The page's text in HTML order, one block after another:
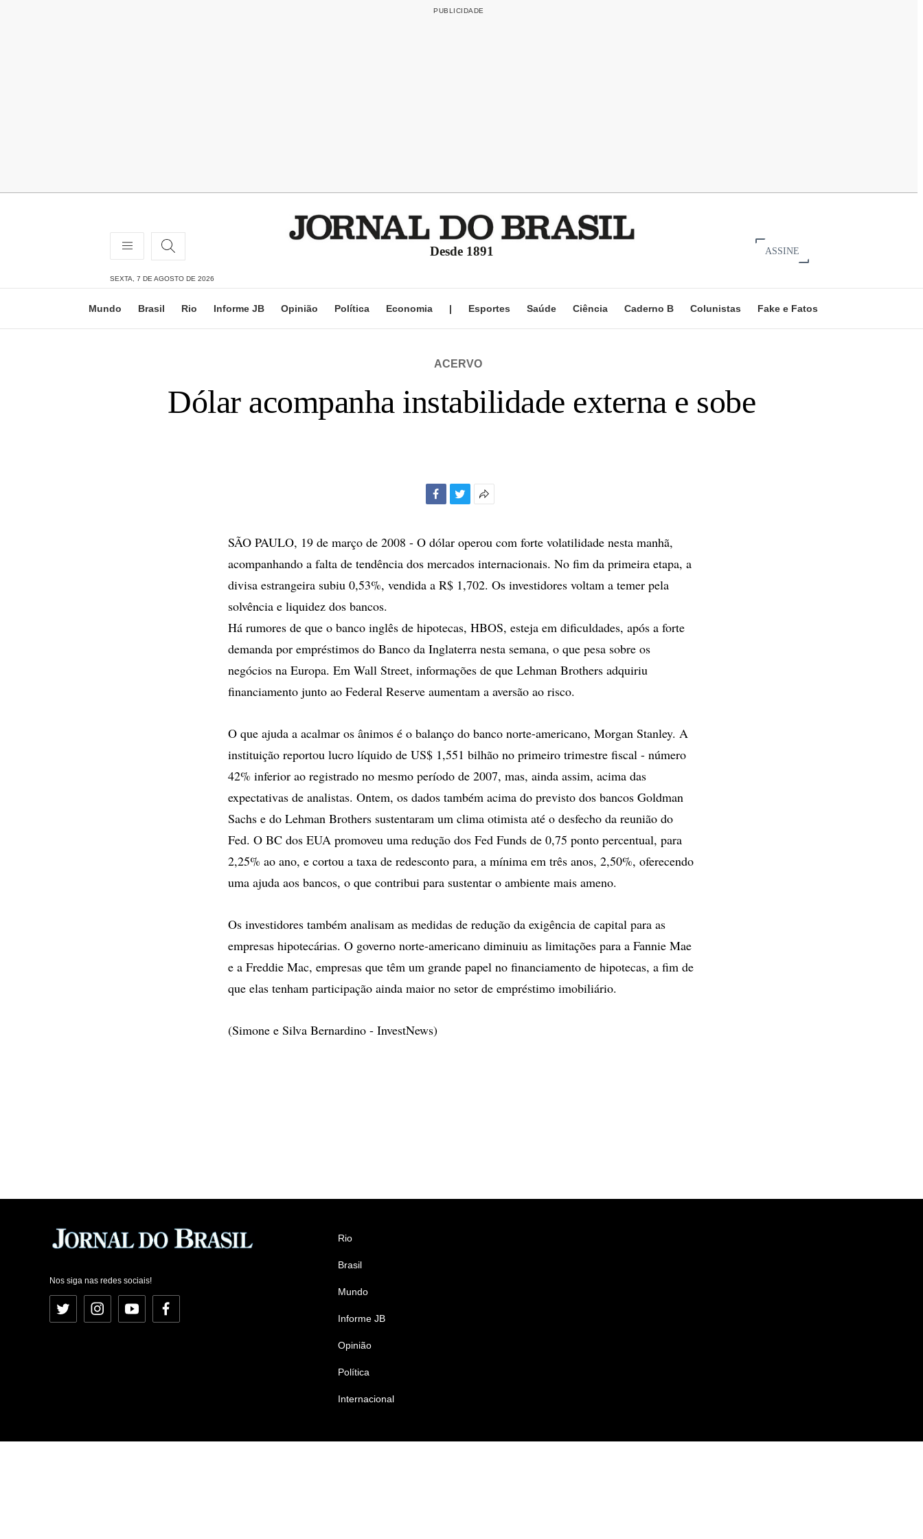
Desde 1891 ASSINE
SEXTA, 7 DE AGOSTO DE 2026
Mundo Brasil Rio Informe JB Opinião Política Economia | Esportes Saúde Ciência Caderno B Colunistas Fake e Fatos
ACERVO
Dólar acompanha instabilidade externa e sobe
compartilhamento
SÃO PAULO, 19 de março de 2008 - O dólar operou com forte volatilidade nesta manhã,
acompanhando a falta de tendência dos mercados internacionais. No fim da primeira etapa, a
divisa estrangeira subiu 0,53%, vendida a R$ 1,702. Os investidores voltam a temer pela
solvência e liquidez dos bancos.
Há rumores de que o banco inglês de hipotecas, HBOS, esteja em dificuldades, após a forte
demanda por empréstimos do Banco da Inglaterra nesta semana, o que pesa sobre os
negócios na Europa. Em Wall Street, informações de que Lehman Brothers adquiriu
financiamento junto ao Federal Reserve aumentam a aversão ao risco.
O que ajuda a acalmar os ânimos é o balanço do banco norte-americano, Morgan Stanley. A
instituição reportou lucro líquido de US$ 1,551 bilhão no primeiro trimestre fiscal - número
42% inferior ao registrado no mesmo período de 2007, mas, ainda assim, acima das
expectativas de analistas. Ontem, os dados também acima do previsto dos bancos Goldman
Sachs e do Lehman Brothers sustentaram um clima otimista até o desfecho da reunião do
Fed. O BC dos EUA promoveu uma redução dos Fed Funds de 0,75 ponto percentual, para
2,25% ao ano, e cortou a taxa de redesconto para, a mínima em três anos, 2,50%, oferecendo
uma ajuda aos bancos, o que contribui para sustentar o ambiente mais ameno.
Os investidores também analisam as medidas de redução da exigência de capital para as
empresas hipotecárias. O governo norte-americano diminuiu as limitações para a Fannie Mae
e a Freddie Mac, empresas que têm um grande papel no financiamento de hipotecas, a fim de
que elas tenham participação ainda maior no setor de empréstimo imobiliário.
(Simone e Silva Bernardino - InvestNews)
Nos siga nas redes sociais!
Twitter InstagramYouTubeFacebook
Rio
Brasil
Mundo
Informe JB
Opinião
Política
Internacional